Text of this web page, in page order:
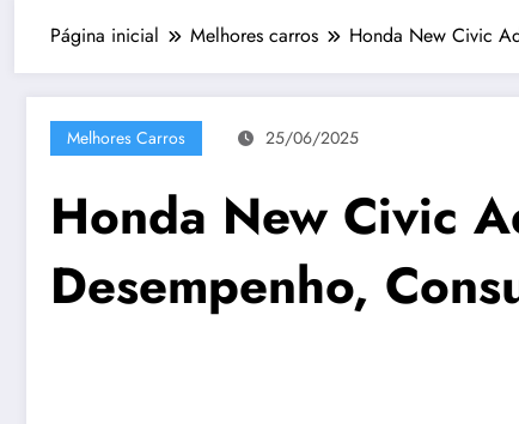
Página inicial Melhores carros Honda New Civic
Melhores Carros 25/06/2025
Honda New Civic
Desempenho,